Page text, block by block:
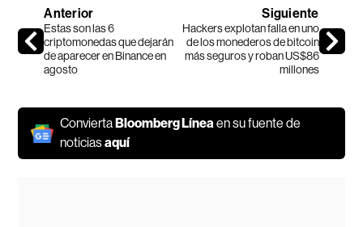
Anterior
Estas son las 6
criptomonedas que dejarán
de aparecer en Binance en
agosto
Siguiente
Hackers explotan falla en uno
de los monederos de bitcoin
más seguros y roban US$86
millones
Convierta Bloomberg Líneaen su fuente de
noticiasaquí